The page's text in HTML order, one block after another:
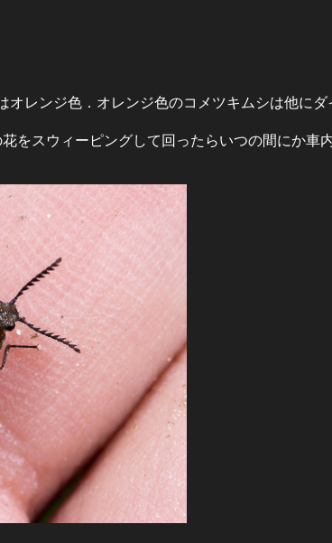
レンジ色．オレンジ色のコメツキムシは他に
をスウィーピングして回ったらいつの間にか